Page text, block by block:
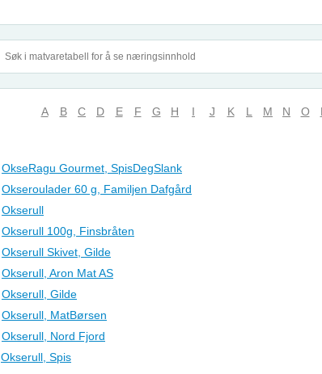
A B C D E F G H I J K L M N O
OkseRagu Gourmet, SpisDegSlank
Okseroulader 60 g, Familjen Dafgård
Okserull
Okserull 100g, Finsbråten
Okserull Skivet, Gilde
Okserull, Aron Mat AS
Okserull, Gilde
Okserull, MatBørsen
Okserull, Nord Fjord
Okserull, Spis